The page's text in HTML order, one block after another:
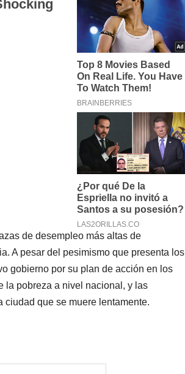
de desempleo más altas de
A pesar del pesimismo que presenta los
gobierno por su plan de acción en los
la pobreza a nivel nacional, y las
ciudad que se muere lentamente.